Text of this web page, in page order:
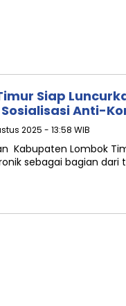
Siap
Anti-
2025 - 13:58 WIB
Kabupaten Lombok
sebagai bagian